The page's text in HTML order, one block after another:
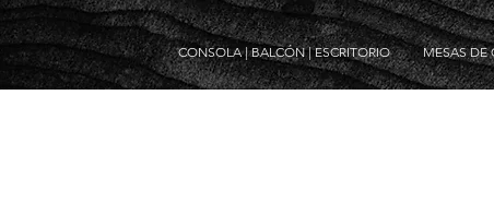
CONSOLA | BALCÓN | ESCRITORIO MESAS DE